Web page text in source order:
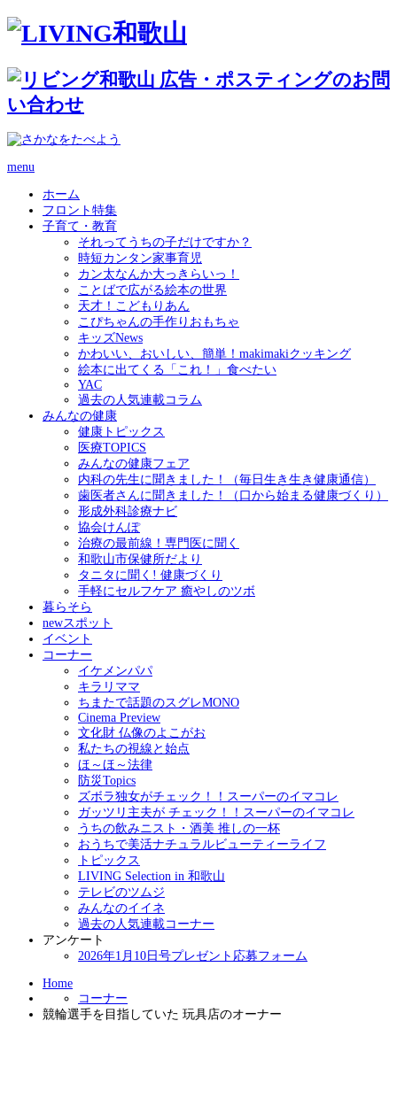
menu
ホーム
フロント特集
子育て・教育
それってうちの子だけですか？
時短カンタン家事育児
カン太なんか大っきらいっ！
ことばで広がる絵本の世界
天才！こどもりあん
こぴちゃんの手作りおもちゃ
キッズNews
かわいい、おいしい、簡単！makimakiクッキング
絵本に出てくる「これ！」食べたい
YAC
過去の人気連載コラム
みんなの健康
健康トピックス
医療TOPICS
みんなの健康フェア
内科の先生に聞きました！（毎日生き生き健康通信）
歯医者さんに聞きました！（口から始まる健康づくり）
形成外科診療ナビ
協会けんぽ
治療の最前線！専門医に聞く
和歌山市保健所だより
タニタに聞く! 健康づくり
手軽にセルフケア 癒やしのツボ
暮らそら
newスポット
イベント
コーナー
イケメンパパ
キラリママ
ちまたで話題のスグレMONO
Cinema Preview
文化財 仏像のよこがお
私たちの視線と始点
ほ～ほ～法律
防災Topics
ズボラ独女がチェック！！スーパーのイマコレ
ガッツリ主夫が チェック！！スーパーのイマコレ
うちの飲みニスト・酒美 推しの一杯
おうちで美活ナチュラルビューティーライフ
トピックス
LIVING Selection in 和歌山
テレビのツムジ
みんなのイイネ
過去の人気連載コーナー
アンケート
2026年1月10日号プレゼント応募フォーム
Home
コーナー
競輪選手を目指していた 玩具店のオーナー